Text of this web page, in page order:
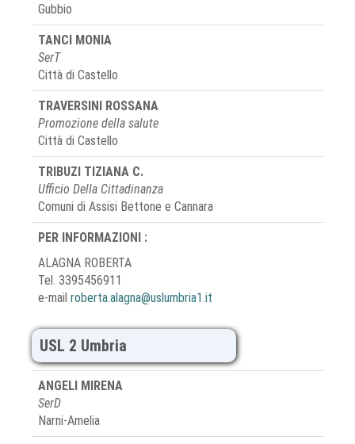
Gubbio
TANCI MONIA
SerT
Città di Castello
TRAVERSINI ROSSANA
Promozione della salute
Città di Castello
TRIBUZI TIZIANA C.
Ufficio Della Cittadinanza
Comuni di Assisi Bettone e Cannara
PER INFORMAZIONI :
ALAGNA ROBERTA
Tel. 3395456911
e-mail roberta.alagna@uslumbria1.it
USL 2 Umbria
ANGELI MIRENA
SerD
Narni-Amelia